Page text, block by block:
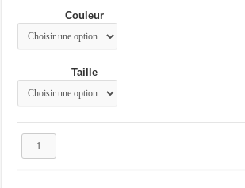
56.42€.
Couleur
Taille
quantité